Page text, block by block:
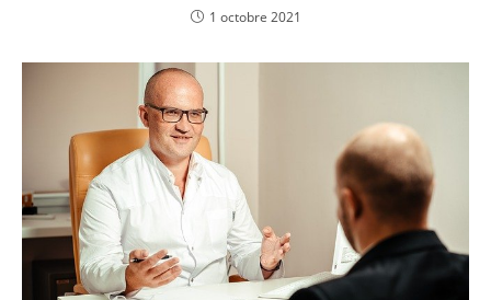
1 octobre 2021